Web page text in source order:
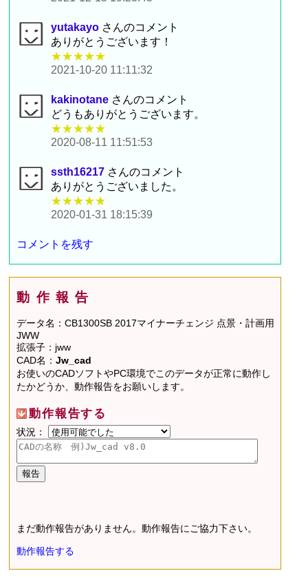
yutakayo さんのコメント
ありがとうございます！
★★★★★
2021-10-20 11:11:32
kakinotane さんのコメント
どうもありがとうございます。
★★★★★
2020-08-11 11:51:53
ssth16217 さんのコメント
ありがとうございました。
★★★★★
2020-01-31 18:15:39
コメントを残す
動作報告
データ名：CB1300SB 2017マイナーチェンジ 点景・計画用
JWW
拡張子：jww
CAD名：Jw_cad
お使いのCADソフトやPC環境でこのデータが正常に動作し
たかどうか、動作報告をお願いします。
動作報告する
状況：
まだ動作報告がありません。動作報告にご協力下さい。
動作報告する